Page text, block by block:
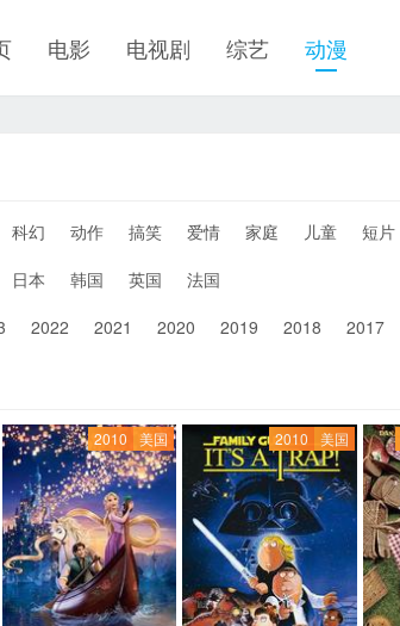
电影 电视剧 综艺 动漫
科幻 动作 搞笑 爱情 家庭 儿童 短片
日本 韩国 英国
法国
2022 2021 2020 2019 2018 2017
2010 美国 2010 美国